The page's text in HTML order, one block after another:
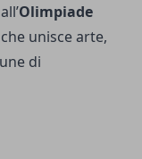
Olimpiade
unisce arte,
di